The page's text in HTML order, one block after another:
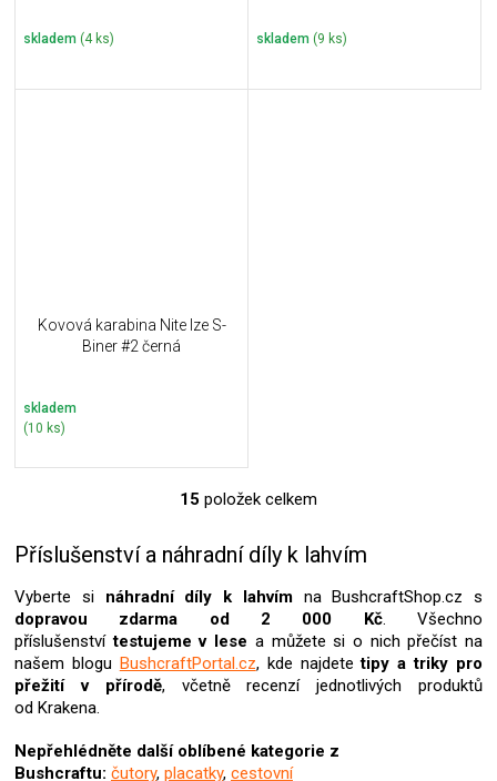
skladem (4 ks) skladem (9 ks)
Kovová karabina Nite Ize S-
Biner #2 černá
skladem
(10 ks)
O
l
d
c
í
p
r
k
y
15 položek celkem
Příslušenství a náhradní díly k lahvím
Vyberte si náhradní díly k lahvímna BushcraftShop.cz s
dopravou zdarma od 2 000 Kč. Všechno
příslušenstvítestujeme v lese a můžete si o nich přečíst na
našem blogu BushcraftPortal.cz, kde najdetetipy a triky pro
přežití v přírodě, včetně recenzí jednotlivých produktů
od Krakena.
Nepřehlédněte další oblíbené kategorie z
Bushcraftu: čutory, placatky, cestovní